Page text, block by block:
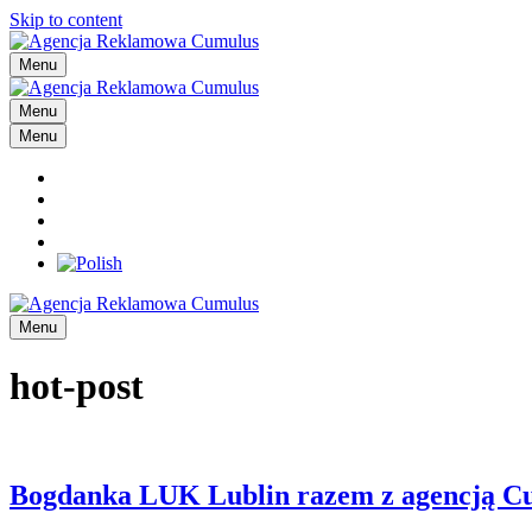
Skip to content
Menu
Menu
Menu
Menu
hot-post
Bogdanka LUK Lublin razem z agencją